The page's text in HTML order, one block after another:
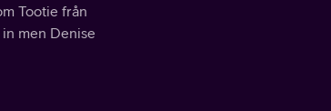
Tootie från
men Denise